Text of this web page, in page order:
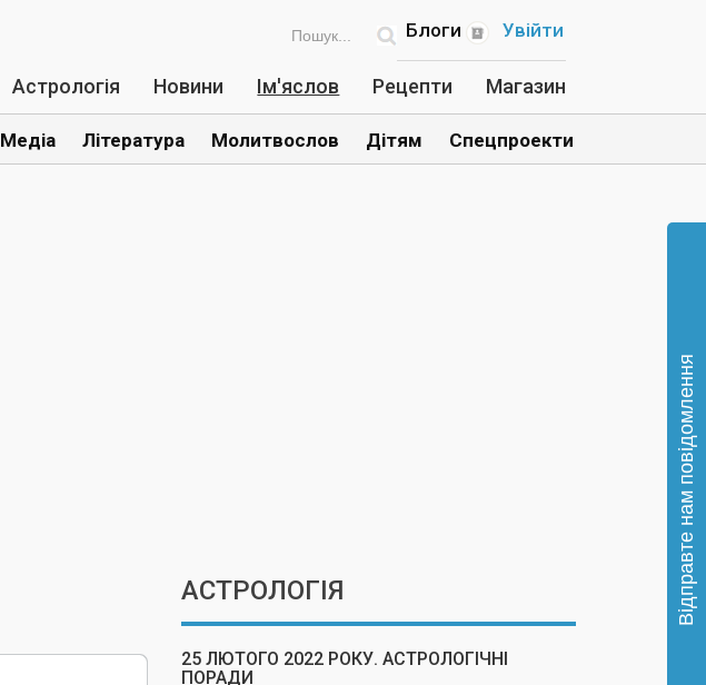
Увійти
Блоги
Астрологія Новини Ім'яслов Рецепти Магазин
Медіа Література Молитвослов Дітям Спецпроекти
АСТРОЛОГІЯ
25 ЛЮТОГО 2022 РОКУ. АСТРОЛОГІЧНІ
ПОРАДИ
Відправте нам повідомлення